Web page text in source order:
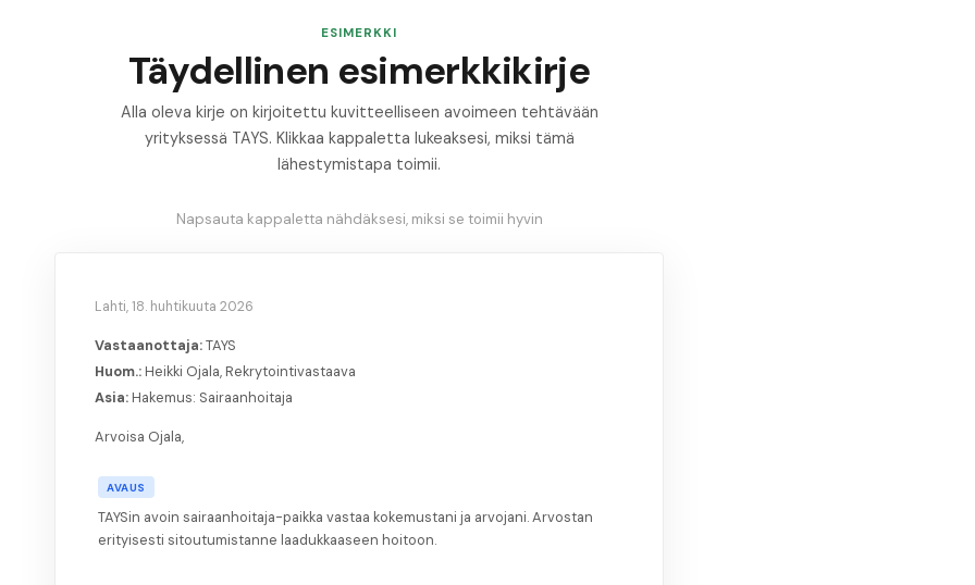
ESIMERKKI
Täydellinen esimerkkikirje
Alla oleva kirje on kirjoitettu kuvitteelliseen avoimeen tehtävään
yrityksessä TAYS. Klikkaa kappaletta lukeaksesi, miksi tämä
lähestymistapa toimii.
Napsauta kappaletta nähdäksesi, miksi se toimii hyvin
Lahti, 18. huhtikuuta 2026
Vastaanottaja:TAYS
Huom.: Heikki Ojala, Rekrytointivastaava
Asia: Hakemus: Sairaanhoitaja
Arvoisa Ojala,
AVAUS
TAYSin avoin sairaanhoitaja-paikka vastaa kokemustani ja arvojani. Arvostan
erityisesti sitoutumistanne laadukkaaseen hoitoon.